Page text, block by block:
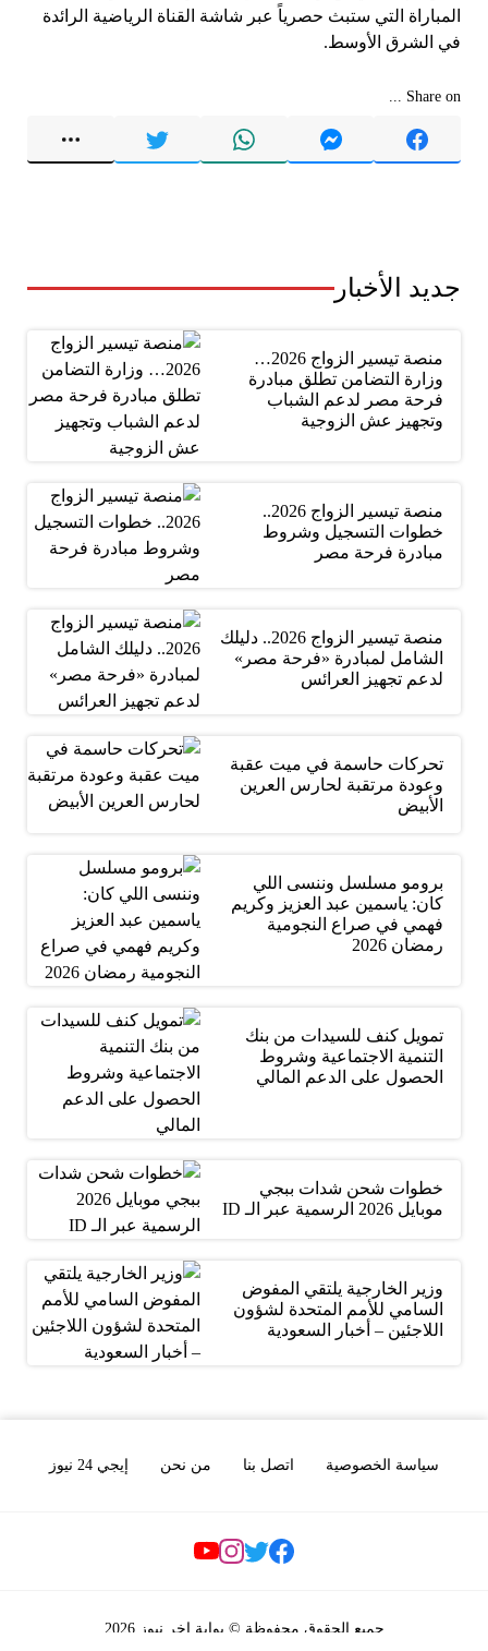
المباراة التي ستبث حصرياً عبر شاشة القناة الرياضية الرائدة
في الشرق الأوسط.
Share on ...
جديد الأخبار
منصة تيسير الزواج 2026…
وزارة التضامن تطلق مبادرة
فرحة مصر لدعم الشباب
وتجهيز عش الزوجية
منصة تيسير الزواج 2026..
خطوات التسجيل وشروط
مبادرة فرحة مصر
منصة تيسير الزواج 2026.. دليلك
الشامل لمبادرة «فرحة مصر»
لدعم تجهيز العرائس
تحركات حاسمة في ميت عقبة
وعودة مرتقبة لحارس العرين
الأبيض
برومو مسلسل وننسى اللي
كان: ياسمين عبد العزيز وكريم
فهمي في صراع النجومية
رمضان 2026
تمويل كنف للسيدات من بنك
التنمية الاجتماعية وشروط
الحصول على الدعم المالي
خطوات شحن شدات ببجي
موبايل 2026 الرسمية عبر الـ ID
وزير الخارجية يلتقي المفوض
السامي للأمم المتحدة لشؤون
اللاجئين – أخبار السعودية
سياسة الخصوصية اتصل بنا من نحن إيجي 24 نيوز
Social Links
جميع الحقوق محفوظة © بوابة اخر نيوز 2026